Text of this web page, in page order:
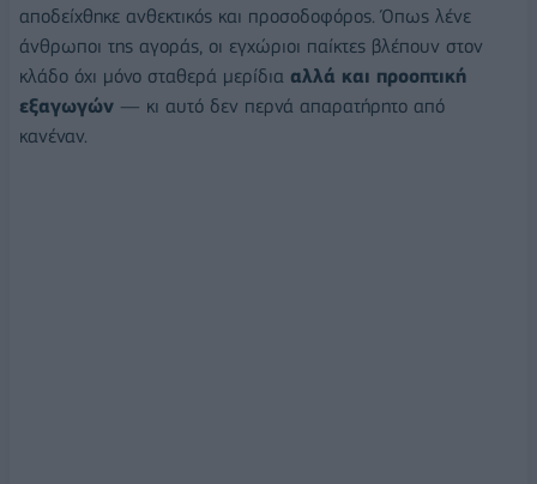
αποδείχθηκε ανθεκτικός και προσοδοφόρος. Όπως λένε
άνθρωποι της αγοράς, οι εγχώριοι παίκτες βλέπουν στον
κλάδο όχι μόνο σταθερά μερίδια αλλά και προοπτική
εξαγωγών — κι αυτό δεν περνά απαρατήρητο από
κανέναν.